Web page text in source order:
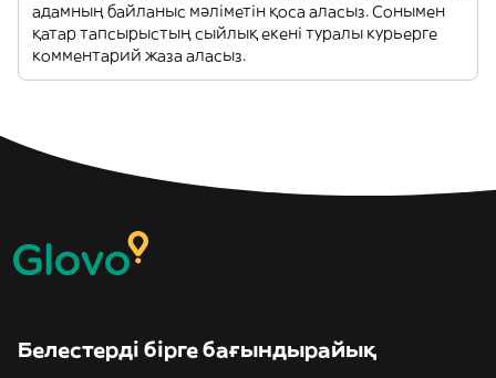
адамның байланыс мәліметін қоса аласыз. Сонымен
қатар тапсырыстың сыйлық екені туралы курьерге
комментарий жаза аласыз.
Белестерді бірге бағындырайық